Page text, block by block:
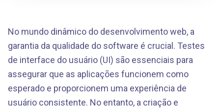
No mundo dinâmico do desenvolvimento web, a
garantia da qualidade do software é crucial. Testes
de interface do usuário (UI) são essenciais para
assegurar que as aplicações funcionem como
esperado e proporcionem uma experiência de
usuário consistente. No entanto, a criação e